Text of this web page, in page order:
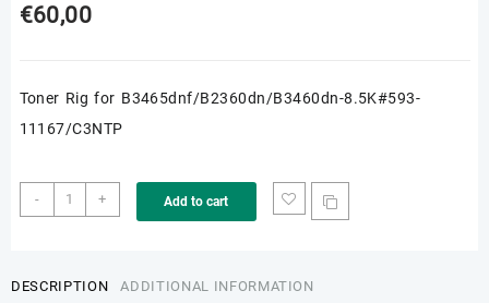
€60,00
Toner Rig for B3465dnf/B2360dn/B3460dn-8.5K#593-
11167/C3NTP
-
THINK-
2360XH
+ Add to cart
DESCRIPTION ADDITIONAL INFORMATION